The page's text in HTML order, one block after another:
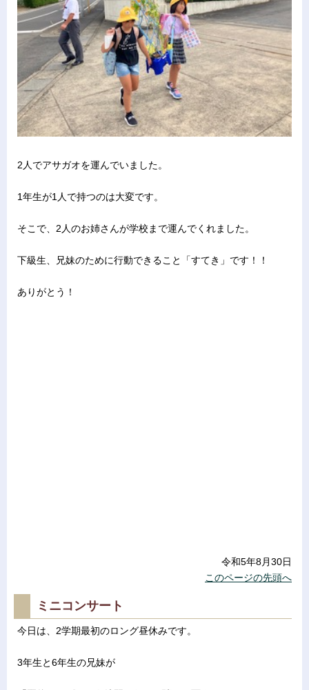
2人でアサガオを運んでいました。
1年生が1人で持つのは大変です。
そこで、2人のお姉さんが学校まで運んでくれました。
下級生、兄妹のために行動できること「すてき」です！！
ありがとう！
令和5年8月30日
このページの先頭へ
ミニコンサート
今日は、2学期最初のロング昼休みです。
3年生と6年生の兄妹が